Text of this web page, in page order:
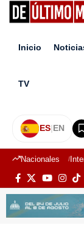
Inicio
TV
ES|EN
Nacionales